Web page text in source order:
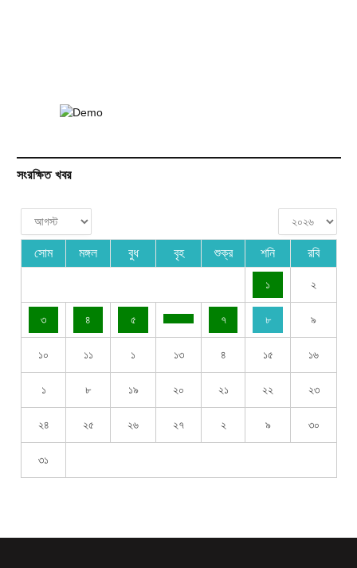
সংরক্ষিত খবর
সোম মঙ্গল বুধ বৃহ শুক্র শনি রবি
১ ২
৩ ৪ ৫ ৭ ৮ ৯
১০ ১১ ১ ১৩ ৪ ১৫ ১৬
১ ৮ ১৯ ২০ ২১ ২২ ২৩
২৪ ২৫ ২৬ ২৭ ২ ৯ ৩০
৩১